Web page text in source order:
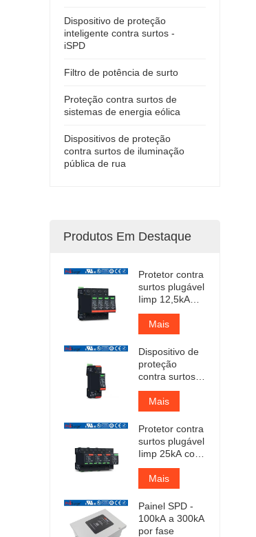
Dispositivo de proteção
inteligente contra surtos -
iSPD
Filtro de potência de surto
Proteção contra surtos de
sistemas de energia eólica
Dispositivos de proteção
contra surtos de iluminação
pública de rua
Produtos Em Destaque
Protetor contra
surtos plugável
Iimp 12,5kA
com
certificação
TUV
Mais
Dispositivo de
proteção
contra surtos
de CA Tipo 1+2
com
certificação
TUV
Mais
Protetor contra
surtos plugável
Iimp 25kA com
certificação
TUVMais
Painel SPD -
100kA a 300kA
por fase